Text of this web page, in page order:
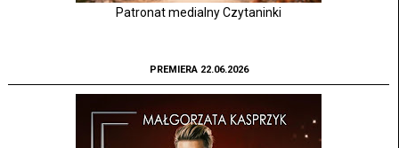
Patronat medialny Czytaninki
PREMIERA 22.06.2026